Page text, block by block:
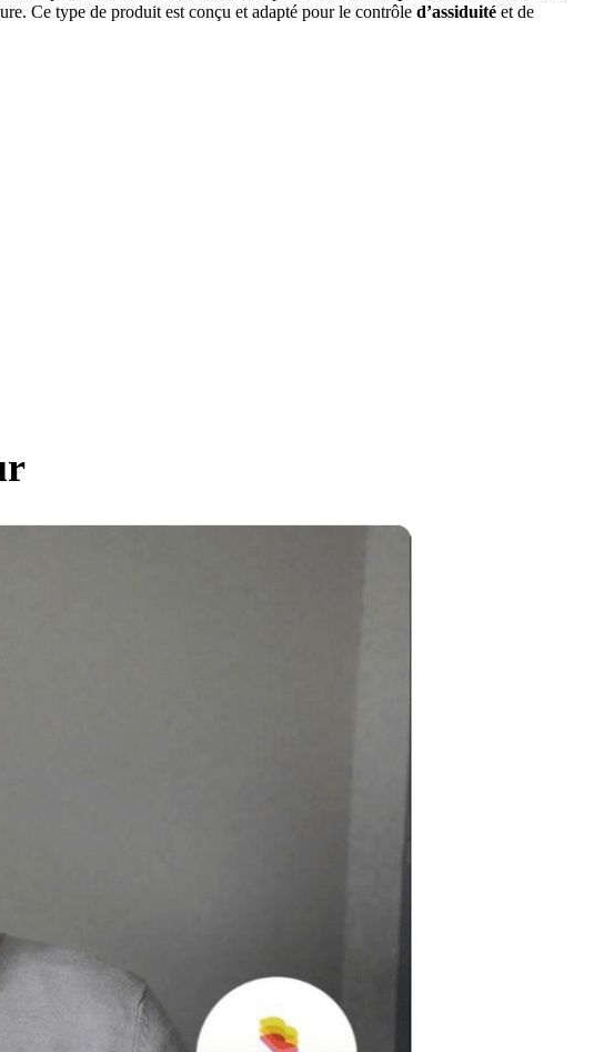
Ce type de produit est conçu et adapté pour le contrôle d’assiduité et de